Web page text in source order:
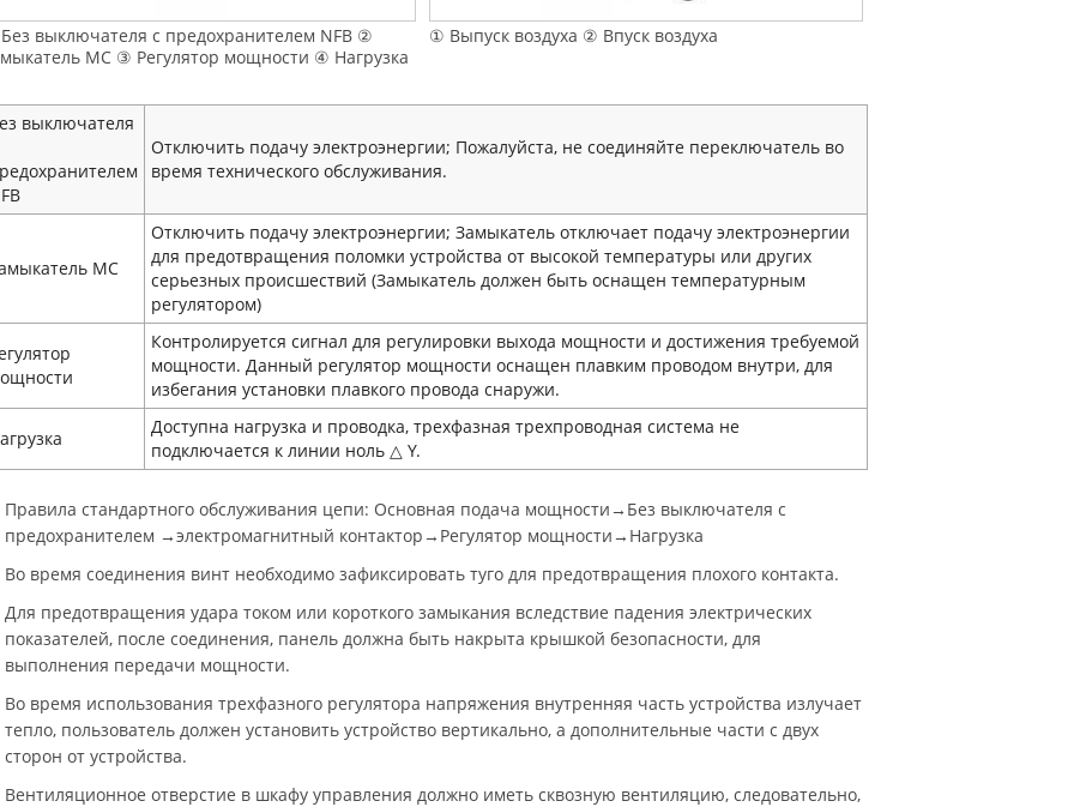
выключателя с предохранителем NFB ②
MC ③ Регулятор мощности ④ Нагрузка
① Выпуск воздуха ② Впуск воздуха
выключателя
Отключить подачу электроэнергии; Пожалуйста, не соединяйте переключатель во
время технического обслуживания.
MC
Отключить подачу электроэнергии; Замыкатель отключает подачу электроэнергии
для предотвращения поломки устройства от высокой температуры или других
серьезных происшествий (Замыкатель должен быть оснащен температурным
регулятором)
Контролируется сигнал для регулировки выхода мощности и достижения требуемой
мощности. Данный регулятор мощности оснащен плавким проводом внутри, для
избегания установки плавкого провода снаружи.
Доступна нагрузка и проводка, трехфазная трехпроводная система не
подключается к линии ноль △ Y.
Правила стандартного обслуживания цепи: Основная подача мощности→Без выключателя с
предохранителем →электромагнитный контактор→Регулятор мощности→Нагрузка
Во время соединения винт необходимо зафиксировать туго для предотвращения плохого контакта.
Для предотвращения удара током или короткого замыкания вследствие падения электрических
показателей, после соединения, панель должна быть накрыта крышкой безопасности, для
выполнения передачи мощности.
Во время использования трехфазного регулятора напряжения внутренняя часть устройства излучает
тепло, пользователь должен установить устройство вертикально, а дополнительные части с двух
сторон от устройства.
Вентиляционное отверстие в шкафу управления должно иметь сквозную вентиляцию, следовательно,